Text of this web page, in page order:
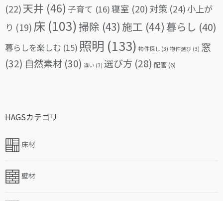
(22)天井 (46) 子育て (16)寝室 (20) 対策 (24)小上が
り (19) 床 (103)掃除 (43) 施工 (44) 暮らし (40)
暮らしを楽しむ (15) 照明 (133) 物件探し (3) 物件選び (3) 窓
(32) 自然素材 (30) 違い (3) 選び方 (28) 配管(6)
HAGSカテゴリ
床材
壁材